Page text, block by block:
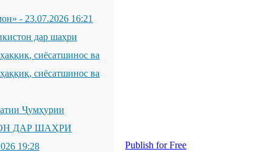
- 23.07.2026 16:21
дар шаҳри
сиёсатшинос ва
сиёсатшинос ва
Ҷумҳурии
ДАР ШАҲРИ
19:28
Publish for Free